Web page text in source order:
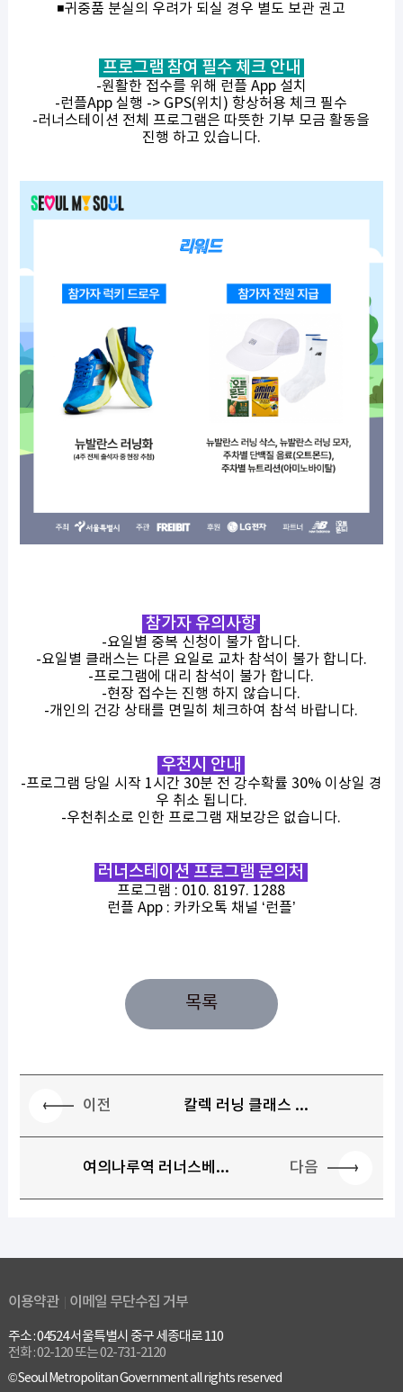
◾귀중품 분실의 우려가 되실 경우 별도 보관 권고
프로그램 참여 필수 체크 안내
-원활한 접수를 위해 런플 App 설치
-런플App 실행 -> GPS(위치) 항상허용 체크 필수
-러너스테이션 전체 프로그램은 따뜻한 기부 모금 활동을
진행 하고 있습니다.
참가자 유의사항
-요일별 중복 신청이 불가 합니다.
-요일별 클래스는 다른 요일로 교차 참석이 불가 합니다.
-프로그램에 대리 참석이 불가 합니다.
-현장 접수는 진행 하지 않습니다.
-개인의 건강 상태를 면밀히 체크하여 참석 바랍니다.
우천시 안내
-프로그램 당일 시작 1시간 30분 전 강수확률 30% 이상일 경
우 취소 됩니다.
-우천취소로 인한 프로그램 재보강은 없습니다.
러너스테이션 프로그램 문의처
프로그램 : 010. 8197. 1288
런플 App : 카카오톡 채널 ‘런플’
목록
이전 칼렉 러닝 클래스 ...
여의나루역 러너스베... 다음
이용약관 이메일 무단수집 거부
주소 : 04524 서울특별시 중구 세종대로 110
전화 : 02-120 또는 02-731-2120
© Seoul Metropolitan Government all rights reserved